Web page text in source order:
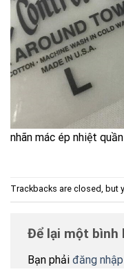
nhãn mác ép nhiệt
Trackbacks are closed, but
Để lại một bình
Bạn phải đăng nhập